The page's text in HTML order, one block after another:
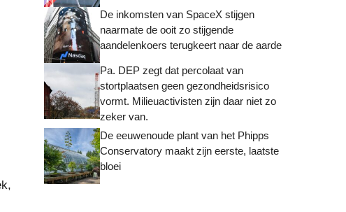
De inkomsten van SpaceX stijgen
naarmate de ooit zo stijgende
aandelenkoers terugkeert naar de aarde
Pa. DEP zegt dat percolaat van
stortplaatsen geen gezondheidsrisico
vormt. Milieuactivisten zijn daar niet zo
zeker van.
De eeuwenoude plant van het Phipps
Conservatory maakt zijn eerste, laatste
bloei